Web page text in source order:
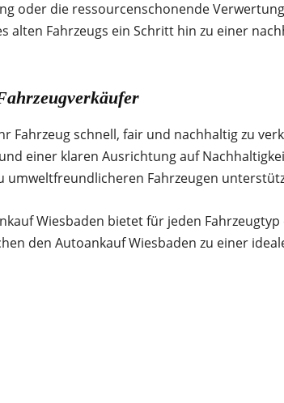
oder die ressourcenschonende
alten Fahrzeugs ein Schritt hin zu einer
Fahrzeug schnell, fair und nachhaltig zu
einer klaren Ausrichtung auf
umweltfreundlicheren Fahrzeugen
Wiesbaden bietet für jeden
den Autoankauf Wiesbaden zu einer